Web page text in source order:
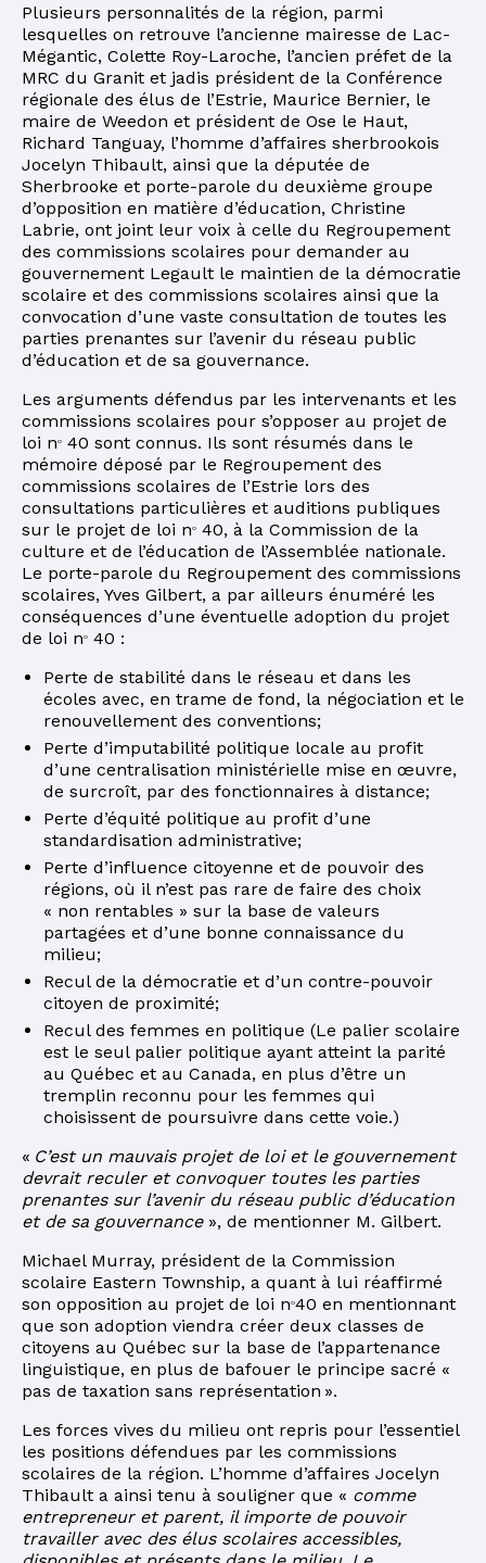
Plusieurs personnalités de la région, parmi
lesquelles on retrouve l’ancienne mairesse de Lac-
Mégantic, Colette Roy-Laroche, l’ancien préfet de la
MRC du Granit et jadis président de la Conférence
régionale des élus de l’Estrie, Maurice Bernier, le
maire de Weedon et président de Ose le Haut,
Richard Tanguay, l’homme d’affaires sherbrookois
Jocelyn Thibault, ainsi que la députée de
Sherbrooke et porte-parole du deuxième groupe
d’opposition en matière d’éducation, Christine
Labrie, ont joint leur voix à celle du Regroupement
des commissions scolaires pour demander au
gouvernement Legault le maintien de la démocratie
scolaire et des commissions scolaires ainsi que la
convocation d’une vaste consultation de toutes les
parties prenantes sur l’avenir du réseau public
d’éducation et de sa gouvernance.
Les arguments défendus par les intervenants et les
commissions scolaires pour s’opposer au projet de
loi no
40 sont connus. Ils sont résumés dans le
mémoire déposé par le Regroupement des
commissions scolaires de l’Estrie lors des
consultations particulières et auditions publiques
sur le projet de loi no
40, à la Commission de la
culture et de l’éducation de l’Assemblée nationale.
Le porte-parole du Regroupement des commissions
scolaires, Yves Gilbert, a par ailleurs énuméré les
conséquences d’une éventuelle adoption du projet
de loi no
40 :
Perte de stabilité dans le réseau et dans les
écoles avec, en trame de fond, la négociation et le
renouvellement des conventions;
Perte d’imputabilité politique locale au profit
d’une centralisation ministérielle mise en œuvre,
de surcroît, par des fonctionnaires à distance;
Perte d’équité politique au profit d’une
standardisation administrative;
Perte d’influence citoyenne et de pouvoir des
régions, où il n’est pas rare de faire des choix
« non rentables » sur la base de valeurs
partagées et d’une bonne connaissance du
milieu;
Recul de la démocratie et d’un contre-pouvoir
citoyen de proximité;
Recul des femmes en politique (Le palier scolaire
est le seul palier politique ayant atteint la parité
au Québec et au Canada, en plus d’être un
tremplin reconnu pour les femmes qui
choisissent de poursuivre dans cette voie.)
« C’est un mauvais projet de loi et le gouvernement
devrait reculer et convoquer toutes les parties
prenantes sur l’avenir du réseau public d’éducation
et de sa gouvernance», de mentionner M. Gilbert.
Michael Murray, président de la Commission
scolaire Eastern Township, a quant à lui réaffirmé
son opposition au projet de loi no40 en mentionnant
que son adoption viendra créer deux classes de
citoyens au Québec sur la base de l’appartenance
linguistique, en plus de bafouer le principe sacré «
pas de taxation sans représentation ».
Les forces vives du milieu ont repris pour l’essentiel
les positions défendues par les commissions
scolaires de la région. L’homme d’affaires Jocelyn
Thibault a ainsi tenu à souligner que « comme
entrepreneur et parent, il importe de pouvoir
travailler avec des élus scolaires accessibles,